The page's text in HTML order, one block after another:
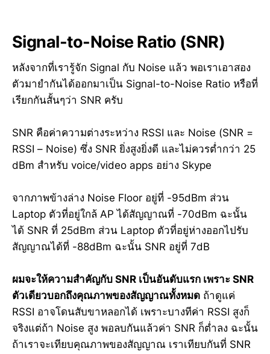
Signal-to-Noise Ratio (SNR)
หลังจากที่เรารู้จัก Signal กับ Noise แล้ว พอเราเอาสอง
ตัวมายำกันได้ออกมาเป็น Signal-to-Noise Ratio หรือที่
เรียกกันสั้นๆว่า SNR ครับ
SNR คือค่าความต่างระหว่าง RSSI และ Noise (SNR =
RSSI – Noise) ซึ่ง SNR ยิ่งสูงยิ่งดี และไม่ควรต่ำกว่า 25
dBm สำหรับ voice/video apps อย่าง Skype
จากภาพข้างล่าง Noise Floor อยู่ที่ -95dBm ส่วน
Laptop ตัวที่อยู่ใกล้ AP ได้สัญญาณที่ -70dBm ฉะนั้น
ได้ SNR ที่ 25dBm ส่วน Laptop ตัวที่อยู่ห่างออกไปรับ
สัญญาณได้ที่ -88dBm ฉะนั้น SNR อยู่ที่ 7dB
ผมจะให้ความสำคัญกับ SNR เป็นอันดับแรก เพราะ SNR
ตัวเดียวบอกถึงคุณภาพของสัญญาณทั้งหมด ถ้าดูแค่
RSSI อาจโดนสับขาหลอกได้ เพราะบางทีค่า RSSI สูงก็
จริงแต่ถ้า Noise สูง พอลบกันแล้วค่า SNR ก็ต่ำลง ฉะนั้น
ถ้าเราจะเทียบคุณภาพของสัญญาณ เราเทียบกันที่ SNR